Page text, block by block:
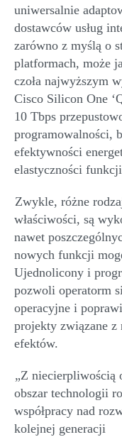
uniwersalnie ad
dostawców usług
zarówno z myślą o
platformach, może
czoła najwyższym
Cisco Silicon One
10 Tbps
programowalności,
efektywności
elastyczności funkcji.
Zwykle, różne
właściwości
są
nawet
nowych funkcji
Ujednolicony i
pozwoli operatorm
operacyjne i
projekty związane z
efektów.
Z niecierpliwością
obszar technologii
współpracy nad
kolejnej generacji